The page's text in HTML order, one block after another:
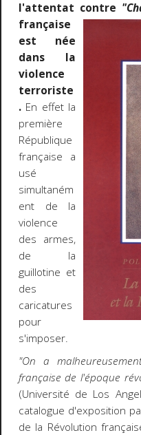
l'attentat contre
française
est née
dans la
violence
terroriste
.En effet la
première
République
française a
usé
simultaném
ent de la
violence
des armes,
de la
guillotine et
des
caricatures
pour
s'imposer.
"On a
française de l'époque
(Université de Los
catalogue d'exposition
de la Révolution